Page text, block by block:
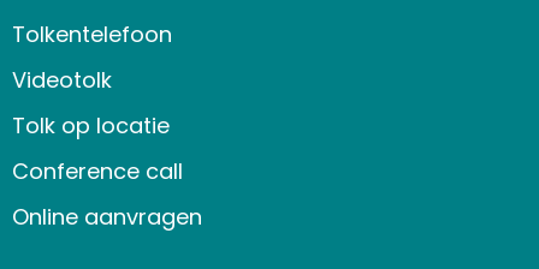
Tolkentelefoon
Videotolk
Tolk op locatie
Conference call
Online aanvragen